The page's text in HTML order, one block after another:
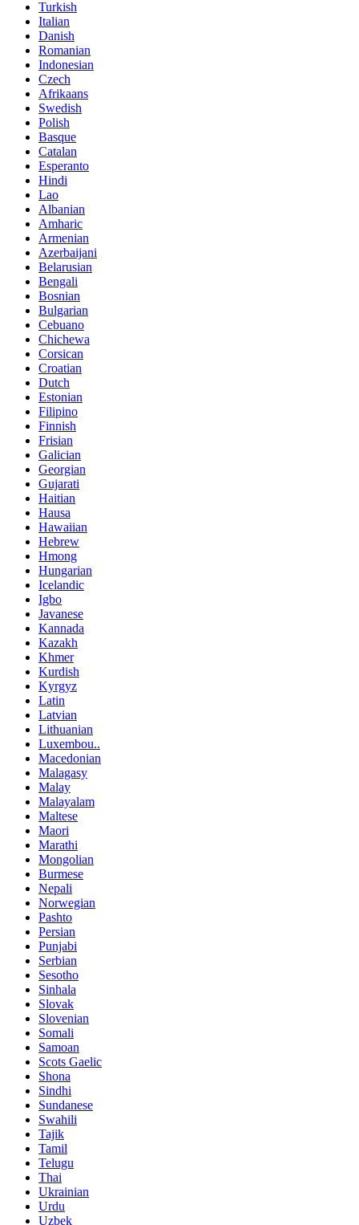
Turkish
Italian
Danish
Romanian
Indonesian
Czech
Afrikaans
Swedish
Polish
Basque
Catalan
Esperanto
Hindi
Lao
Albanian
Amharic
Armenian
Azerbaijani
Belarusian
Bengali
Bosnian
Bulgarian
Cebuano
Chichewa
Corsican
Croatian
Dutch
Estonian
Filipino
Finnish
Frisian
Galician
Georgian
Gujarati
Haitian
Hausa
Hawaiian
Hebrew
Hmong
Hungarian
Icelandic
Igbo
Javanese
Kannada
Kazakh
Khmer
Kurdish
Kyrgyz
Latin
Latvian
Lithuanian
Luxembou..
Macedonian
Malagasy
Malay
Malayalam
Maltese
Maori
Marathi
Mongolian
Burmese
Nepali
Norwegian
Pashto
Persian
Punjabi
Serbian
Sesotho
Sinhala
Slovak
Slovenian
Somali
Samoan
Scots Gaelic
Shona
Sindhi
Sundanese
Swahili
Tajik
Tamil
Telugu
Thai
Ukrainian
Urdu
Uzbek